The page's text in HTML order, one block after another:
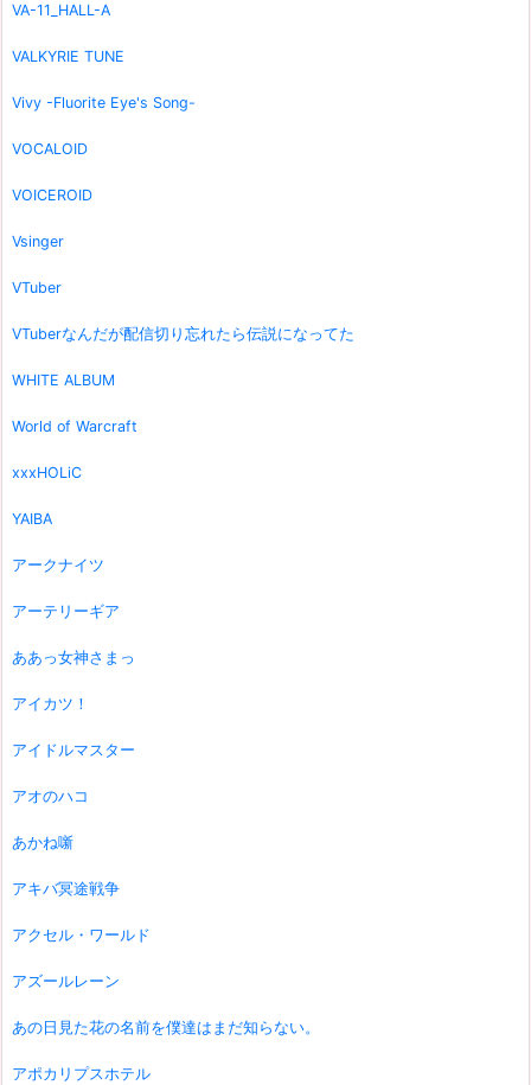
VA-11_HALL-A
VALKYRIE TUNE
Vivy -Fluorite Eye's Song-
VOCALOID
VOICEROID
Vsinger
VTuber
VTuberなんだが配信切り忘れたら伝説になってた
WHITE ALBUM
World of Warcraft
xxxHOLiC
YAIBA
アークナイツ
アーテリーギア
ああっ女神さまっ
アイカツ！
アイドルマスター
アオのハコ
あかね噺
アキバ冥途戦争
アクセル・ワールド
アズールレーン
あの日見た花の名前を僕達はまだ知らない。
アポカリプスホテル